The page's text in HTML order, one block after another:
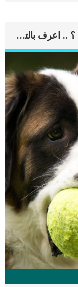
تسمم الكلى الدوائى عند
عند القطط يمكن أن يحدث
الدم إلى الكلى وكذلك
هل تستطيع الكلاب أن تتذوق الطعام ؟ .. اعرف بالتفصيل